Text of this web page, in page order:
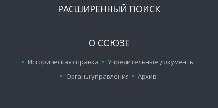
РАСШИРЕННЫЙ ПОИСК
О СОЮЗЕ
Историческая справка
Учредительные документы
Органы управления
Архив